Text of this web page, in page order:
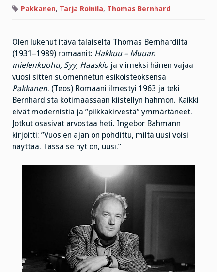
antiikin
puolijumala
Pakkanen, Tarja Roinila, Thomas Bernhard
Olen lukenut itävaltalaiselta Thomas Bernhardilta
(1931–1989) romaanit: Hakkuu – Muuan
mielenkuohu, Syy, Haaskio ja viimeksi hänen vajaa
vuosi sitten suomennetun esikoisteoksensa
Pakkanen. (Teos) Romaani ilmestyi 1963 ja teki
Bernhardista kotimaassaan kiistellyn hahmon. Kaikki
eivät modernistia ja ”pilkkakirvestä” ymmärtäneet.
Jotkut osasivat arvostaa heti. Ingebor Bahmann
kirjoitti: ”Vuosien ajan on pohdittu, miltä uusi voisi
näyttää. Tässä se nyt on, uusi.”